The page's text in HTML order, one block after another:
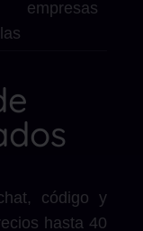
código y
hasta 40